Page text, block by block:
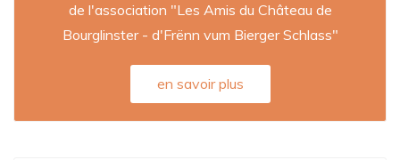
de l'association "Les Amis du Château de
Bourglinster - d'Frënn vum Bierger Schlass"
en savoir plus